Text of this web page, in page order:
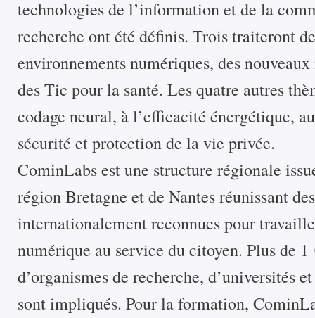
technologies de l’information et de la
recherche ont été définis. Trois traiteront
environnements numériques, des
des Tic pour la santé. Les quatre autres
codage neural, à l’efficacité énergétique,
sécurité et protection de la vie privée.
CominLabs est une structure régionale
région Bretagne et de Nantes réunissant
internationalement reconnues pour
numérique au service du citoyen. Plus de
d’organismes de recherche, d’universités
sont impliqués. Pour la formation,